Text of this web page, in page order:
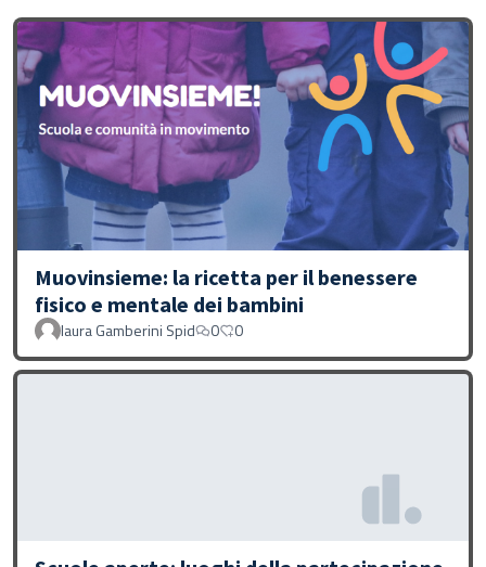
Muovinsieme: la ricetta per il benessere
fisico e mentale dei bambini
laura Gamberini Spid 0 0